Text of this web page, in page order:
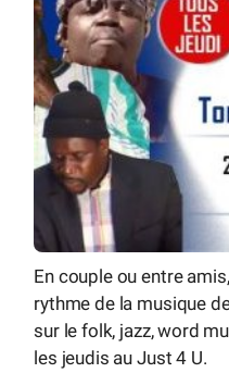
En couple ou entre
rythme de la musique
sur le folk, jazz, word
les jeudis au Just 4 U.